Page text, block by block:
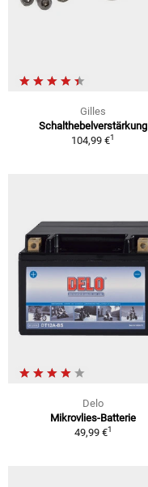
Gilles
Schalthebelverstärkung
104,99 €1
Delo
Mikrovlies-Batterie
49,99 €1